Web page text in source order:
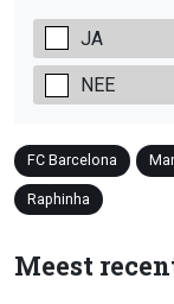
JA
NEE
FC Barcelona
Raphinha
Meest